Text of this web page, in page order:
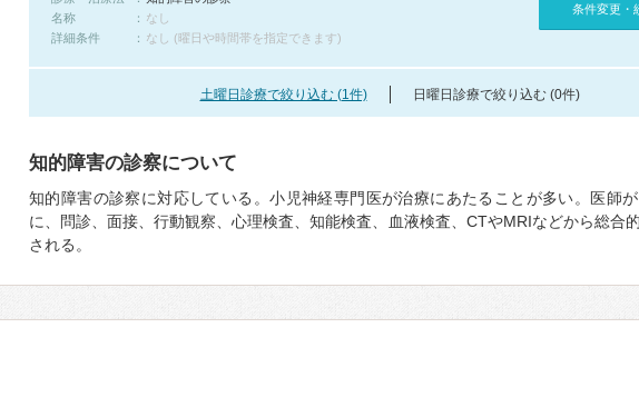
名称
なし
詳細条件
なし (曜日や時間帯を指定できます)
条件変更・
土曜日診療で絞り込む (1件) 日曜日診療で絞り込む (0件)
知的障害の診察について
知的障害の診察に対応している。小児神経専門医が治療にあたることが多い。医師
に、問診、面接、行動観察、心理検査、知能検査、血液検査、CTやMRIなどから総合
される。